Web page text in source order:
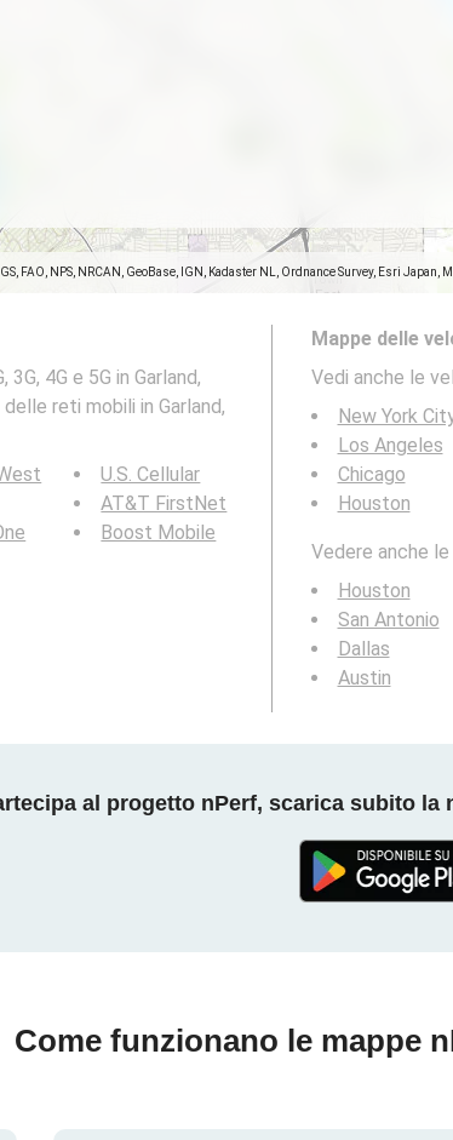
FAO, NPS, NRCAN, GeoBase, IGN, Kadaster NL, Ordnance Survey, Esri
4G e 5G in Garland,
reti mobili in Garland,
U.S. Cellular
AT&T FirstNet
Boost Mobile
Mappe delle
Vedi anche le
New York
Los Angeles
Chicago
Houston
Vedere anche
Houston
San Antonio
Dallas
Austin
al progetto nPerf, scarica subito la
Come funzionano le mappe